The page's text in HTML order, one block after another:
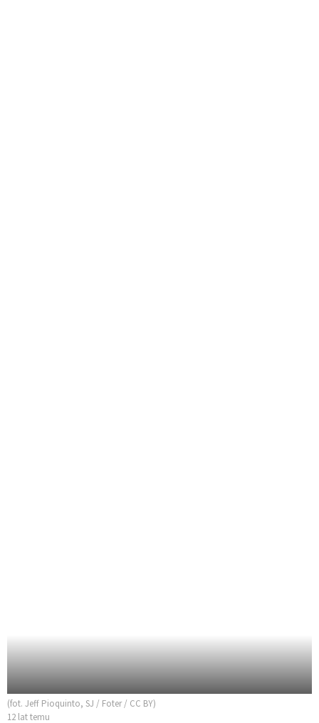
(fot. Jeff Pioquinto, SJ / Foter / CC BY)
12 lat temu